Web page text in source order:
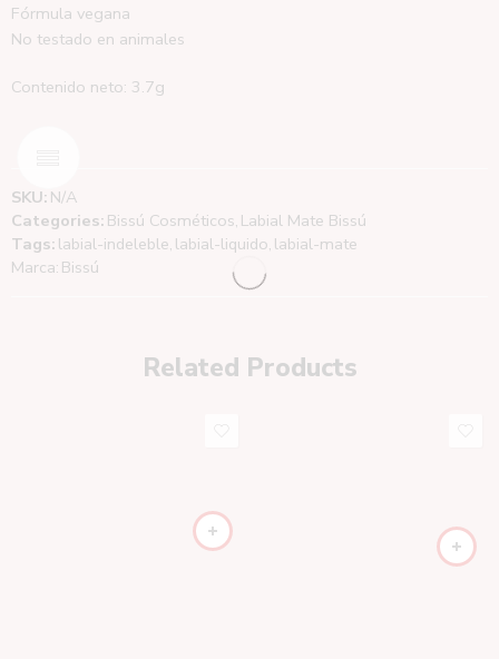
Fórmula vegana
No testado en animales
Contenido neto: 3.7g
SKU: N/A
Categories: Bissú Cosméticos, Labial Mate Bissú
Tags: labial-indeleble, labial-liquido, labial-mate
Marca: Bissú
Related Products